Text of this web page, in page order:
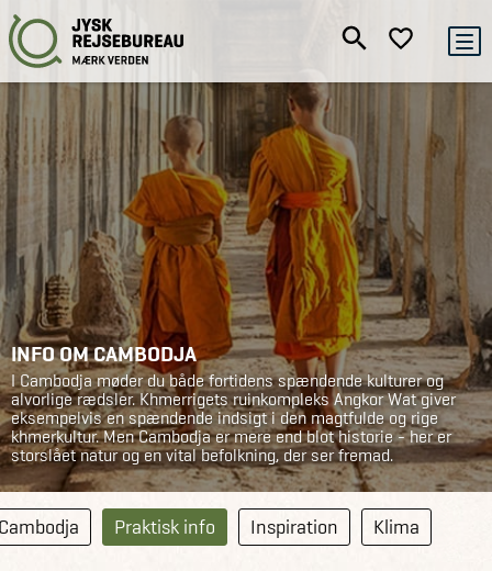
INFO OM CAMBODJA
I Cambodja møder du både fortidens spændende kulturer og
alvorlige rædsler. Khmerrigets ruinkompleks Angkor Wat giver
eksempelvis en spændende indsigt i den magtfulde og rige
khmerkultur. Men Cambodja er mere end blot historie - her er
storslået natur og en vital befolkning, der ser fremad.
Praktisk info Inspiration Klima